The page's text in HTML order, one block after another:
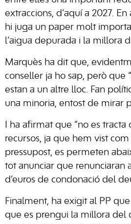
extraccions, d’aquí a 2027.
hi juga un paper molt
l’aigua depurada i la millora
Marquès ha dit que,
conseller ja ho sap, però que
estan a un altre lloc. Fan
una minoria, entost de mirar
I ha afirmat que “no es tracta
recursos, ja que hem vist
pressupost, es permeten
tot anunciar que renunciaran
d’euros de condonació del
Finalment, ha exigit al PP
que es prengui la millora del